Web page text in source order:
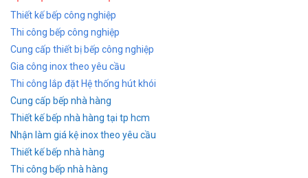
Thiết kế bếp công nghiệp
Thi công bếp công nghiệp
Cung cấp thiết bị bếp công nghiệp
Gia công inox theo yêu cầu
Thi công lắp đặt Hệ thống hút khói
Cung cấp bếp nhà hàng
Thiết kế bếp nhà hàng tại tp hcm
Nhận làm giá kệ inox theo yêu cầu
Thiết kế bếp nhà hàng
Thi công bếp nhà hàng